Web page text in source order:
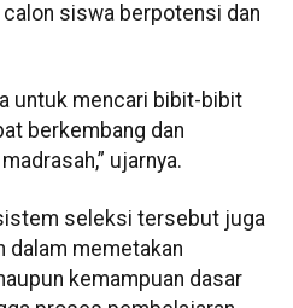
siswa berpotensi dan
untuk mencari bibit-bibit
berkembang dan
ujarnya.
seleksi tersebut juga
dalam memetakan
kemampuan dasar